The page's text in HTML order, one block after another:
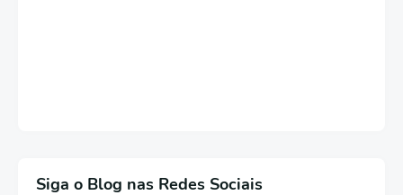
Siga o Blog nas Redes Sociais